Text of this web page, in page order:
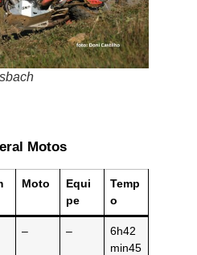
Motos
Moto
Equi
pe
Temp
o
– –
6h42
min45